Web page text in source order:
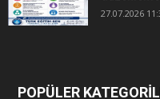
27.07.2026
POPÜLER